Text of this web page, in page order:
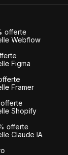
offerte
Webflow
Figma
Framer
Shopify
offerte
Claude IA